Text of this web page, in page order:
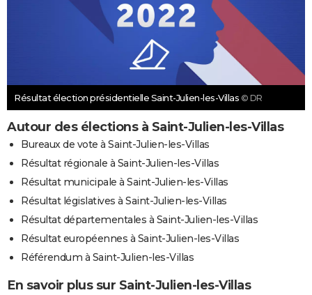
Résultat élection présidentielle Saint-Julien-les-Villas © DR
Autour des élections à Saint-Julien-les-Villas
Bureaux de vote à Saint-Julien-les-Villas
Résultat régionale à Saint-Julien-les-Villas
Résultat municipale à Saint-Julien-les-Villas
Résultat législatives à Saint-Julien-les-Villas
Résultat départementales à Saint-Julien-les-Villas
Résultat européennes à Saint-Julien-les-Villas
Référendum à Saint-Julien-les-Villas
En savoir plus sur Saint-Julien-les-Villas